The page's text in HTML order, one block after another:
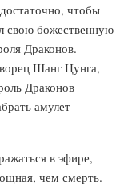
чтобы
свою божественную
Драконов.
Шанг Цунга,
Драконов
амулет
в эфире,
чем смерть.